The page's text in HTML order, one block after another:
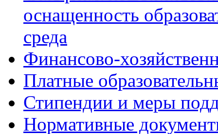
оснащенность
среда
Финансово-
Платные
Стипендии и меры
Нормативные